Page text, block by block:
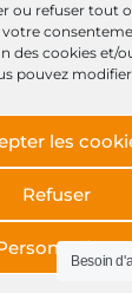
ou refuser tout
votre
des cookies et/
pouvez
les
Refuser
Besoin